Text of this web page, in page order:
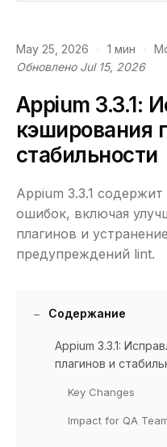
May 25, 2026 · 1 мин ·
Обновлено Jul 15, 2026
Appium 3.3.1:
кэширования
стабильности
Appium 3.3.1
ошибок, включая
плагинов и
предупреждений lint.
Содержание
Appium 3.3.1:
плагинов и
Key Changes
Impact for QA